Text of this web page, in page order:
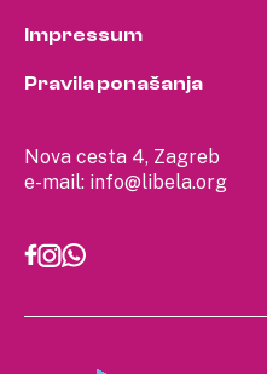
Nova cesta 4, Zagreb
e-mail: info@libela.org
Impressum
Pravila ponašanja